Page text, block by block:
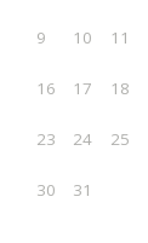
9 10 11
16 17 18
23 24 25
30 31